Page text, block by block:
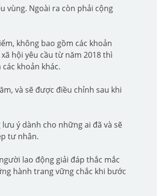
vùng. Ngoài ra còn phải cộng
không bao gồm các khoản
hội yêu cầu từ năm 2018 thì
khoản khác.
và sẽ được điều chỉnh sau khi
ý dành cho những ai đã và sẽ
tư nhân.
lao động giải đáp thắc mắc
hành trang vững chắc khi bước